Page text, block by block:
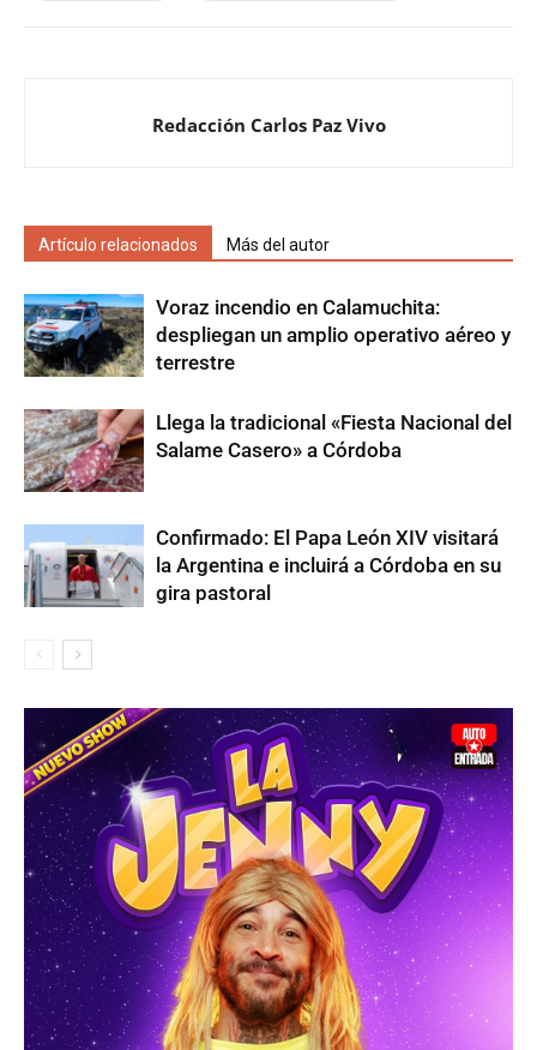
Redacción Carlos Paz Vivo
Artículo relacionados Más del autor
Voraz incendio en Calamuchita:
despliegan un amplio operativo aéreo y
terrestre
Llega la tradicional «Fiesta Nacional del
Salame Casero» a Córdoba
Confirmado: El Papa León XIV visitará
la Argentina e incluirá a Córdoba en su
gira pastoral